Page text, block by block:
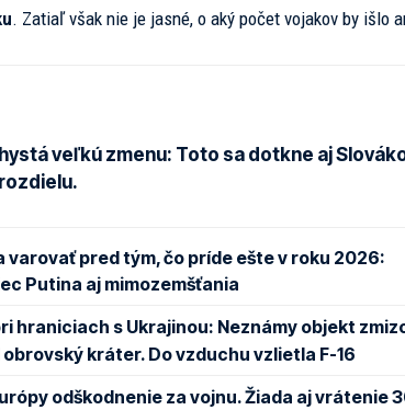
. Zatiaľ však nie je jasné, o aký počet vojakov by išlo
veľkú zmenu: Toto sa dotkne aj
varovať pred tým, čo príde ešte v roku 2026:
Putina aj mimozemšťania
hraniciach s Ukrajinou: Neznámy objekt
kráter. Do vzduchu vzlietla F-16
odškodnenie za vojnu. Žiada aj vrátenie